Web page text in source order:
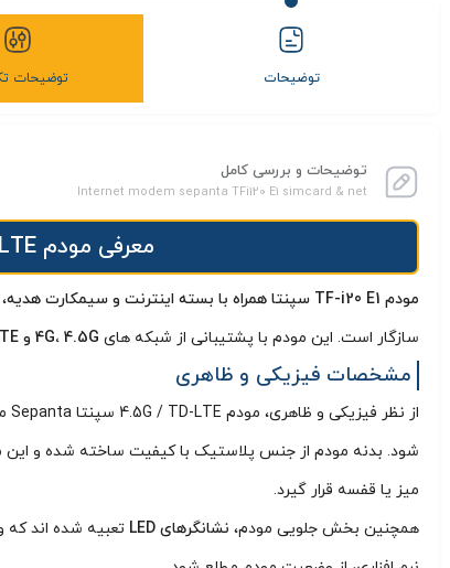
توضیحات توضیحات
توضیحات و بررسی کامل
Internet modem sepanta TFi120 E1 simcard & net
معرفی مودم 4.5G / TD-LTE سپنتا Sepanta مدل TF-i120-E1 + سیمکارت و بسته آغازین
مودم TF-i20 E1 سپنتا همراه با بسته اینترنت و سیمکارت هدیه
سازگار است. این مودم با پشتیبانی از شبکه‌ های
مشخصات فیزیکی و ظاهری
شود. بدنه مودم از جنس پلاستیک با کیفیت ساخته شده و این
میز یا قفسه قرار گیرد.
همچنین بخش جلویی مودم، نشانگرهای LED
تعبیه شده اند